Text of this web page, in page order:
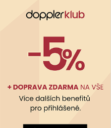
Kontakty